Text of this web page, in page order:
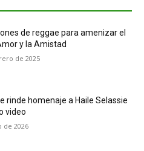
de reggae para amenizar el
y la Amistad
de 2025
rinde homenaje a Haile Selassie
video
de 2026